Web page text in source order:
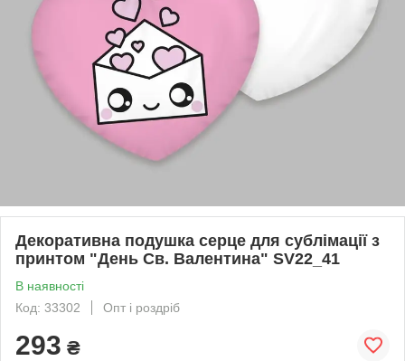
Декоративна подушка серце для сублімації з
принтом "День Св. Валентина" SV22_41
В наявності
Код: 33302
Опт і роздріб
293 ₴